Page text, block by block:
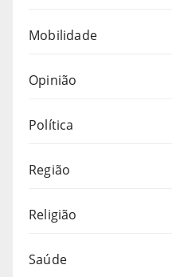
Mobilidade
Opinião
Política
Região
Religião
Saúde